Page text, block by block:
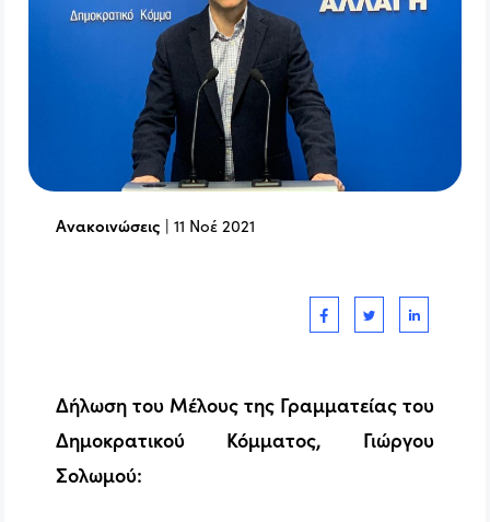
Ανακοινώσεις |11 Νοέ 2021
Δήλωση του Μέλους της Γραμματείας του
Δημοκρατικού Κόμματος, Γιώργου
Σολωμού: